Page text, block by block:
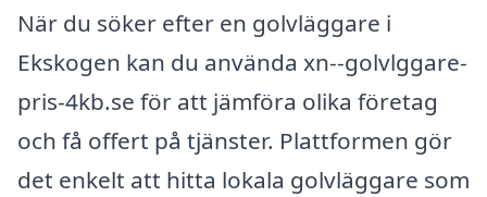
När du söker efter en golvläggare i
Ekskogen kan du använda xn--golvlggare-
pris-4kb.se för att jämföra olika företag
och få offert på tjänster. Plattformen gör
det enkelt att hitta lokala golvläggare som